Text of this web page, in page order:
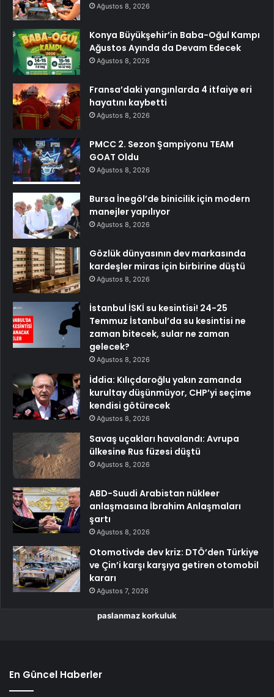
Ağustos 8, 2026
Konya Büyükşehir’in Baba-Oğul Kampı
Ağustos Ayında da Devam Edecek
Ağustos 8, 2026
Fransa’daki yangınlarda 4 itfaiye eri
hayatını kaybetti
Ağustos 8, 2026
PMCC 2. Sezon Şampiyonu TEAM
GOAT Oldu
Ağustos 8, 2026
Bursa İnegöl’de binicilik için modern
manejler yapılıyor
Ağustos 8, 2026
Gözlük dünyasının dev markasında
kardeşler miras için birbirine düştü
Ağustos 8, 2026
İstanbul İSKİ su kesintisi! 24-25
Temmuz İstanbul’da su kesintisi ne
zaman bitecek, sular ne zaman
gelecek?
Ağustos 8, 2026
İddia: Kılıçdaroğlu yakın zamanda
kurultay düşünmüyor, CHP’yi seçime
kendisi götürecek
Ağustos 8, 2026
Savaş uçakları havalandı: Avrupa
ülkesine Rus füzesi düştü
Ağustos 8, 2026
ABD-Suudi Arabistan nükleer
anlaşmasına İbrahim Anlaşmaları
şartı
Ağustos 8, 2026
Otomotivde dev kriz: DTÖ’den Türkiye
ve Çin’i karşı karşıya getiren otomobil
kararı
Ağustos 7, 2026
paslanmaz korkuluk
En Güncel Haberler